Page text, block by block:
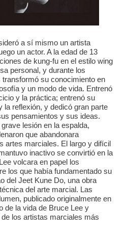
a sí mismo un artista
un actor. A la edad de 13
de kung-fu en el estilo wing
personal, y durante los
su conocimiento en
y un modo de vida. Entrenó
y la práctica; entrenó su
la reflexión, y dedicó gran parte
pensamientos y sus ideas.
lesión en la espalda,
que abandonara
artes marciales. El largo y difícil
inactivo se convirtió en la
volcara en papel los
los que había fundamentado su
del Jeet Kune Do, una obra
del arte marcial. Las
publicado originalmente en
de la vida de Bruce Lee y
los artistas marciales más